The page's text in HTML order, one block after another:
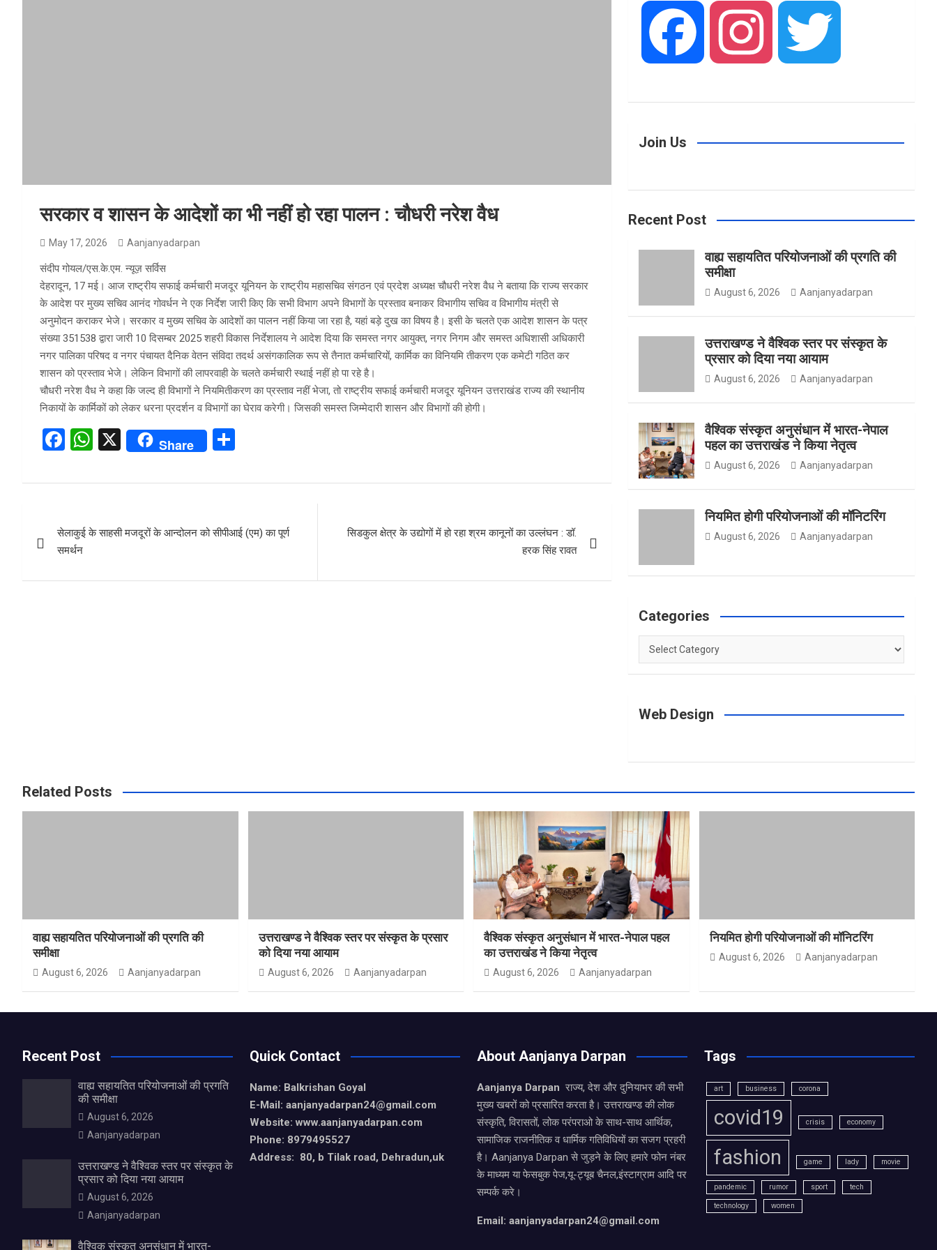
सरकार व शासन के आदेशों का भी नहीं हो रहा पालन : चौधरी नरेश वैध
May 17, 2026 Aanjanyadarpan
संदीप गोयल/एस.के.एम. न्यूज़ सर्विस
देहरादून, 17 मई। आज राष्ट्रीय सफाई कर्मचारी मजदूर यूनियन के राष्ट्रीय महासचिव संगठन एवं प्रदेश अध्यक्ष चौधरी नरेश वैध ने बताया कि राज्य सरकार
के आदेश पर मुख्य सचिव आनंद गोवर्धन ने एक निर्देश जारी किए कि सभी विभाग अपने विभागों के प्रस्ताव बनाकर विभागीय सचिव व विभागीय मंत्री से
अनुमोदन कराकर भेजे। सरकार व मुख्य सचिव के आदेशों का पालन नहीं किया जा रहा है, यहां बड़े दुख का विषय है। इसी के चलते एक आदेश शासन के पत्र
संख्या 351538 द्वारा जारी 10 दिसम्बर 2025 शहरी विकास निर्देशालय ने आदेश दिया कि समस्त नगर आयुक्त, नगर निगम और समस्त अधिशासी अधिकारी
नगर पालिका परिषद व नगर पंचायत दैनिक वेतन संविदा तदर्थ असंगकालिक रूप से तैनात कर्मचारियों, कार्मिक का विनियमि तीकरण एक कमेटी गठित कर
शासन को प्रस्ताव भेजे। लेकिन विभागों की लापरवाही के चलते कर्मचारी स्थाई नहीं हो पा रहे है।
चौधरी नरेश वैध ने कहा कि जल्द ही विभागों ने नियमितीकरण का प्रस्ताव नहीं भेजा, तो राष्ट्रीय सफाई कर्मचारी मजदूर यूनियन उत्तराखंड राज्य की स्थानीय
निकायों के कार्मिकों को लेकर धरना प्रदर्शन व विभागों का घेराव करेगी। जिसकी समस्त जिम्मेदारी शासन और विभागों की होगी।
F
ce
o
o
k
W
at
A
p
X Share
ar
navigation
सेलाकुई के साहसी मजदूरों के आन्दोलन को सीपीआई (एम) का पूर्ण
समर्थन
सिडकुल क्षेत्र के उद्योगों में हो रहा श्रम कानूनों का उल्लंघन : डॉ.
हरक सिंह रावत
e
o
k
t
g
a
m
t
e
Join Us
Recent Post
वाह्य सहायतित परियोजनाओं की प्रगति की
समीक्षा
August 6, 2026 Aanjanyadarpan
उत्तराखण्ड ने वैश्विक स्तर पर संस्कृत के
प्रसार को दिया नया आयाम
August 6, 2026 Aanjanyadarpan
वैश्विक संस्कृत अनुसंधान में भारत-नेपाल
पहल का उत्तराखंड ने किया नेतृत्व
August 6, 2026 Aanjanyadarpan
नियमित होगी परियोजनाओं की मॉनिटरिंग
August 6, 2026 Aanjanyadarpan
Categories
Categories
Web Design
Related Posts
वाह्य सहायतित परियोजनाओं की प्रगति की
समीक्षा
August 6, 2026 Aanjanyadarpan
उत्तराखण्ड ने वैश्विक स्तर पर संस्कृत के प्रसार
को दिया नया आयाम
August 6, 2026 Aanjanyadarpan
वैश्विक संस्कृत अनुसंधान में भारत-नेपाल पहल
का उत्तराखंड ने किया नेतृत्व
August 6, 2026 Aanjanyadarpan
नियमित होगी परियोजनाओं की मॉनिटरिंग
August 6, 2026 Aanjanyadarpan
Recent Post
वाह्य सहायतित परियोजनाओं की प्रगति
की समीक्षा
August 6, 2026
Aanjanyadarpan
उत्तराखण्ड ने वैश्विक स्तर पर संस्कृत के
प्रसार को दिया नया आयाम
August 6, 2026
Aanjanyadarpan
वैश्विक संस्कृत अनुसंधान में भारत-
Quick Contact
Name: Balkrishan Goyal
E-Mail: aanjanyadarpan24@gmail.com
Website: www.aanjanyadarpan.com
Phone: 8979495527
Address: 80, b Tilak road, Dehradun,uk
About Aanjanya Darpan
Aanjanya Darpan राज्य, देश और दुनियाभर की सभी
मुख्य खबरों को प्रसारित करता है। उत्तराखण्ड की लोक
संस्कृति, विरासतों, लोक परंपराओ के साथ-साथ आर्थिक,
सामाजिक राजनीतिक व धार्मिक गतिविधियों का सजग प्रहरी
है। Aanjanya Darpan से जुड़ने के लिए हमारे फोन नंबर
के माध्यम या फेसबुक पेज,यू-ट्यूब चैनल,इंस्टाग्राम आदि पर
सम्पर्क करे।
Email: aanjanyadarpan24@gmail.com
Tags
art business corona
covid19 crisis economy
fashion game lady movie
pandemic rumor sport tech
technology women